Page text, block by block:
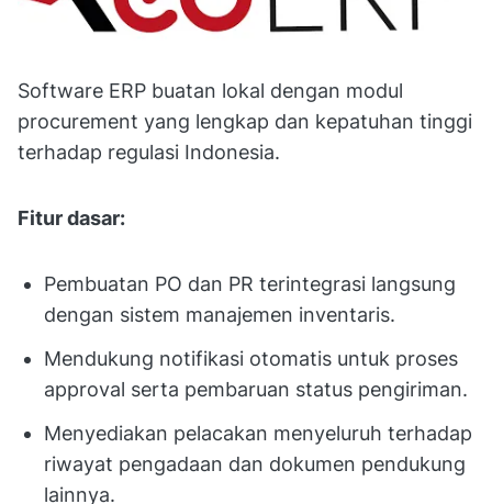
Software ERP buatan lokal dengan modul
procurement yang lengkap dan kepatuhan tinggi
terhadap regulasi Indonesia.
Fitur dasar:
Pembuatan PO dan PR terintegrasi langsung
dengan sistem manajemen inventaris.
Mendukung notifikasi otomatis untuk proses
approval serta pembaruan status pengiriman.
Menyediakan pelacakan menyeluruh terhadap
riwayat pengadaan dan dokumen pendukung
lainnya.